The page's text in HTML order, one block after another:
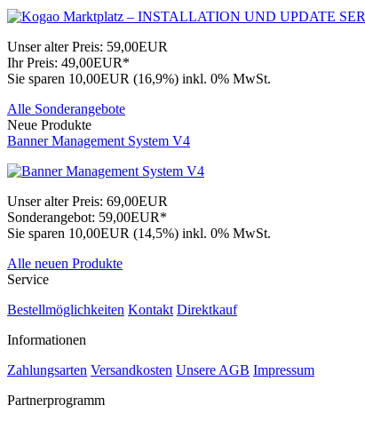
Unser alter Preis: 59,00EUR
Ihr Preis: 49,00EUR*
Sie sparen 10,00EUR (16,9%) inkl. 0% MwSt.
Alle Sonderangebote
Neue Produkte
Banner Management System V4
Unser alter Preis: 69,00EUR
Sonderangebot: 59,00EUR*
Sie sparen 10,00EUR (14,5%) inkl. 0% MwSt.
Alle neuen Produkte
Service
Bestellmöglichkeiten Kontakt Direktkauf
Informationen
Zahlungsarten Versandkosten Unsere AGB Impressum
Partnerprogramm